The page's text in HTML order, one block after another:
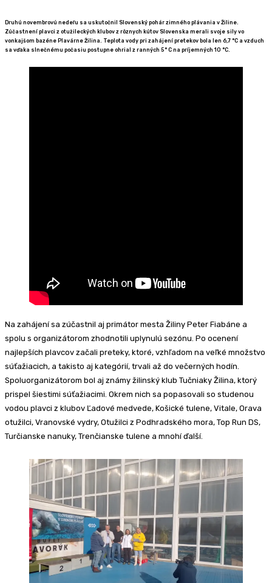
Druhú novembrovú nedeľu sa uskutočnil Slovenský pohár zimného plávania v Žiline.
Zúčastnení plavci z otužileckých klubov z rôznych kútov Slovenska merali svoje sily vo
vonkajšom bazéne Plavárne Žilina. Teplota vody pri zahájení pretekov bola len 6,7 °C a vzduch
sa vďaka slnečnému počasiu postupne ohrial z ranných 5° C na príjemných 10 °C.
Na zahájení sa zúčastnil aj primátor mesta Žiliny Peter Fiabáne a
spolu s organizátorom zhodnotili uplynulú sezónu. Po ocenení
najlepších plavcov začali preteky, ktoré, vzhľadom na veľké množstvo
súťažiacich, a takisto aj kategórií, trvali až do večerných hodín.
Spoluorganizátorom bol aj známy žilinský klub Tučniaky Žilina, ktorý
prispel šiestimi súťažiacimi. Okrem nich sa popasovali so studenou
vodou plavci z klubov Ľadové medvede, Košické tulene, Vitale, Orava
otužilci, Vranovské vydry, Otužilci z Podhradského mora, Top Run DS,
Turčianske nanuky, Trenčianske tulene a mnohí ďalší.